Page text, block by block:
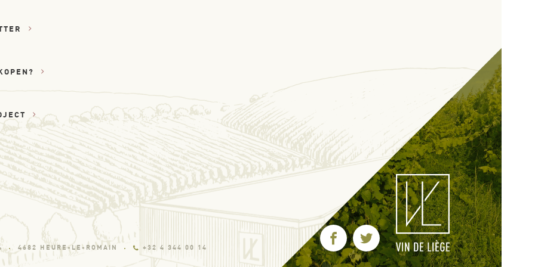
4682 HEURE-LE-ROMAIN +32 4 344 00 14